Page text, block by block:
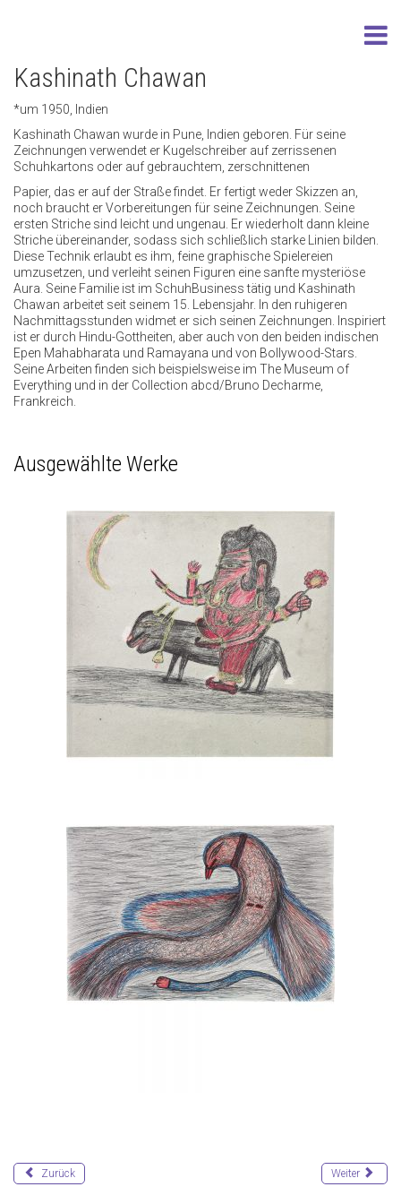
Kashinath Chawan
*um 1950, Indien
Kashinath Chawan wurde in Pune, Indien geboren. Für seine
Zeichnungen verwendet er Kugelschreiber auf zerrissenen
Schuhkartons oder auf gebrauchtem, zerschnittenen
Papier, das er auf der Straße findet. Er fertigt weder Skizzen an,
noch braucht er Vorbereitungen für seine Zeichnungen. Seine
ersten Striche sind leicht und ungenau. Er wiederholt dann kleine
Striche übereinander, sodass sich schließlich starke Linien bilden.
Diese Technik erlaubt es ihm, feine graphische Spielereien
umzusetzen, und verleiht seinen Figuren eine sanfte mysteriöse
Aura. Seine Familie ist im SchuhBusiness tätig und Kashinath
Chawan arbeitet seit seinem 15. Lebensjahr. In den ruhigeren
Nachmittagsstunden widmet er sich seinen Zeichnungen. Inspiriert
ist er durch Hindu-Gottheiten, aber auch von den beiden indischen
Epen Mahabharata und Ramayana und von Bollywood-Stars.
Seine Arbeiten finden sich beispielsweise im The Museum of
Everything und in der Collection abcd/Bruno Decharme,
Frankreich.
Ausgewählte Werke
Zurück Weiter